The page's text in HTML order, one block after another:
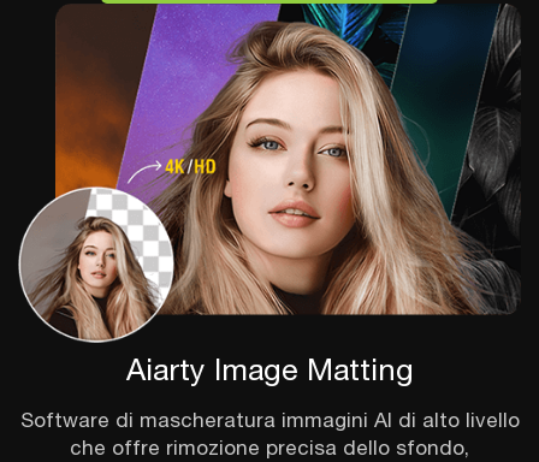
Aiarty Image Matting
Software di mascheratura immagini AI di alto livello
che offre rimozione precisa dello sfondo,